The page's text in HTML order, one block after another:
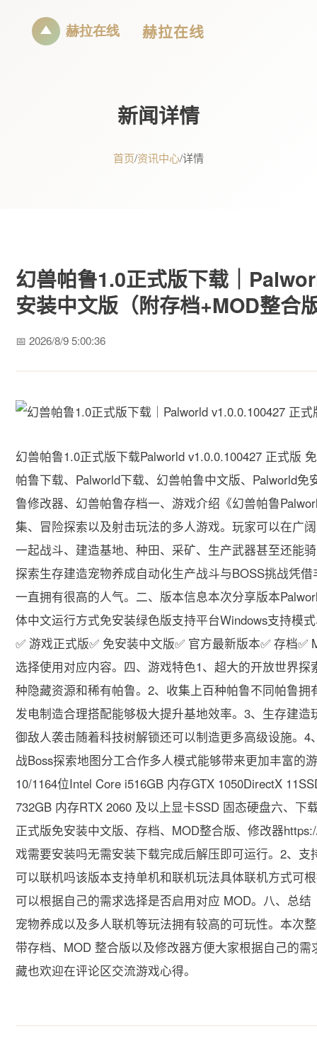
赫拉在线
新闻详情
首页/资讯中心/详情
幻兽帕鲁1.0正式版下载｜
安装中文版（附存档+MOD整合
📅 2026/8/9 5:00:36
幻兽帕鲁1.0正式版下载Palworld v1.0.0.100427 正式版
帕鲁下载、Palworld下载、幻兽帕鲁中文版、Palworld
鲁修改器、幻兽帕鲁存档一、游戏介绍《幻兽帕鲁
集、冒险探索以及射击玩法的多人游戏。玩家可以在广
一起战斗、建造基地、种田、采矿、生产武器甚至还能
探索生存建造宠物养成自动化生产战斗与BOSS挑战凭
一直拥有很高的人气。二、版本信息本次分享版本
体中文运行方式免安装绿色版支持平台Windows支持模
✅ 游戏正式版✅ 免安装中文版✅ 官方最新版本✅ 存档
选择使用对应内容。四、游戏特色1、超大的开放世界
种隐藏资源和稀有帕鲁。2、收集上百种帕鲁不同帕鲁
发电制造合理搭配能够极大提升基地效率。3、生存建
御敌人袭击随着科技树解锁还可以制造更多高级设施。
战Boss探索地图分工合作多人模式能够带来更加丰富的
10/1164位Intel Core i516GB 内存GTX 1050DirectX
732GB 内存RTX 2060 及以上显卡SSD 固态硬盘六、下
正式版免安装中文版、存档、MOD整合版、修改器
戏需要安装吗无需安装下载完成后解压即可运行。2、
可以联机吗该版本支持单机和联机玩法具体联机方式可
可以根据自己的需求选择是否启用对应 MOD。八、总
宠物养成以及多人联机等玩法拥有较高的可玩性。本次
带存档、MOD 整合版以及修改器方便大家根据自己的
藏也欢迎在评论区交流游戏心得。